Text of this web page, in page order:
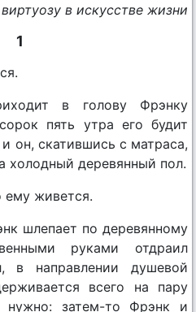
в искусстве жизни
1
в голову Фрэнку
пять утра его будит
он, скатившись с матраса,
холодный деревянный пол.
ему живется.
шлепает по деревянному
руками отдраил
в направлении душевой
всего на пару
затем-то Фрэнк и